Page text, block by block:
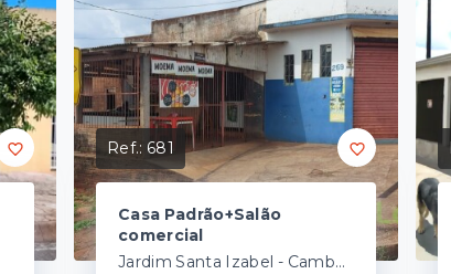
Ref.: 681
Casa Padrão+Salão
comercial
Jardim Santa Izabel - Cambé/PR